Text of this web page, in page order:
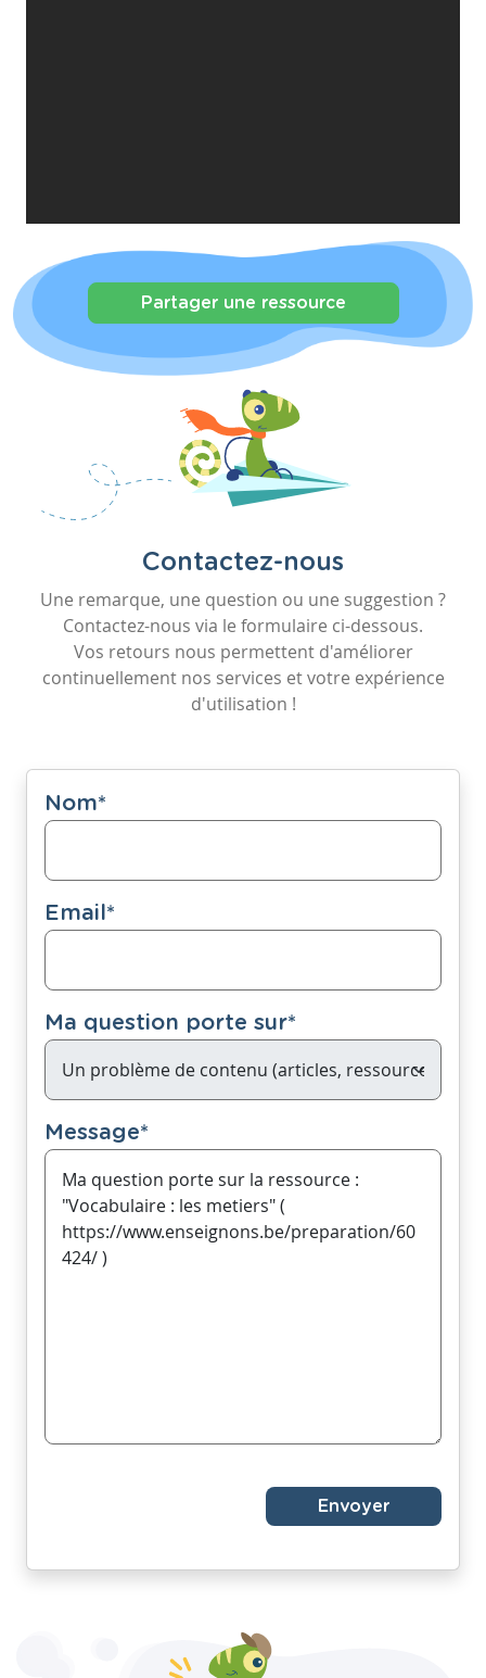
Partager une ressource
Contactez-nous
Une remarque, une question ou une suggestion ?
Contactez-nous via le formulaire ci-dessous.
Vos retours nous permettent d'améliorer
continuellement nos services et votre expérience
d'utilisation !
Nom*
Email*
Ma question porte sur*
Message*
Envoyer